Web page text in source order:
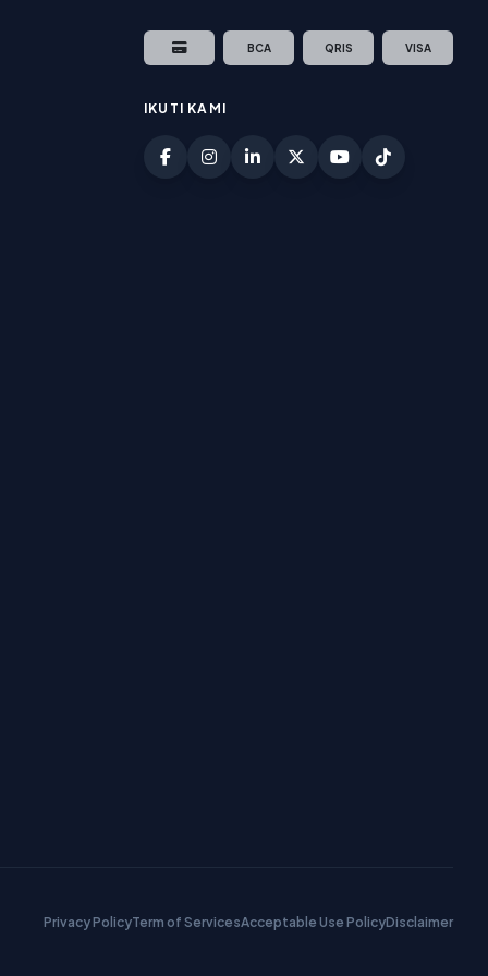
BCA QRIS VISA
IKUTI KAMI
Facebook Jakhoster
Instagram Jakhoster
LinkedIn Jakhoster
Twitter (X) Jakhoster
YouTubeTikTok
Privacy PolicyTerm of ServicesAcceptable Use PolicyDisclaimer